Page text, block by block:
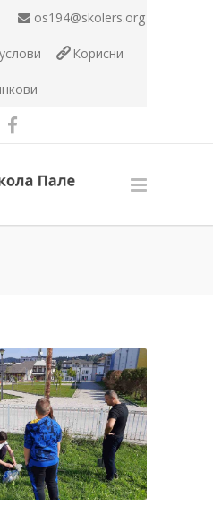
os194@skolers.org
Корисни